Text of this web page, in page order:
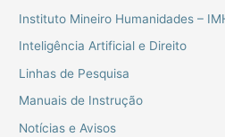
Instituto Mineiro Humanidades –
Inteligência Artificial e Direito
Linhas de Pesquisa
Manuais de Instrução
Notícias e Avisos